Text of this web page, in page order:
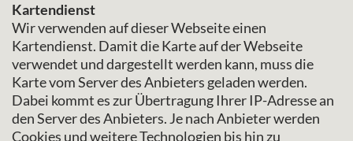
Kartendienst
Wir verwenden auf dieser Webseite einen
Kartendienst. Damit die Karte auf der Webseite
verwendet und dargestellt werden kann, muss die
Karte vom Server des Anbieters geladen werden.
Dabei kommt es zur Übertragung Ihrer IP-Adresse an
den Server des Anbieters. Je nach Anbieter werden
Cookies und weitere Technologien bis hin zu